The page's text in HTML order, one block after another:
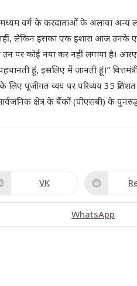
वर्ग के करदाताओं के अलावा अन्य
नहीं, लेकिन इसका एक इशारा आज
उन पर कोई नया कर नहीं लगाया है।
हूं, इसलिए मैं जानती हूं।” वित्तमंत्री
पूंजीगत व्यय पर परिव्यय 35
क्षेत्र के बैंकों (पीएसबी) के
VK
WhatsApp